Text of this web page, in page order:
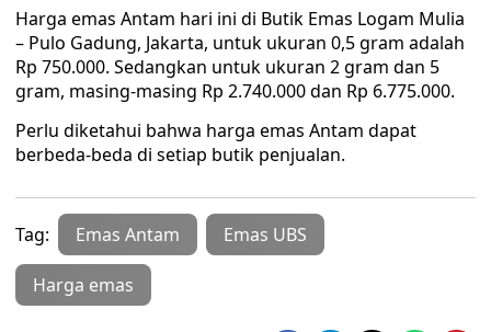
Harga emas Antam hari ini di Butik Emas Logam Mulia
– Pulo Gadung, Jakarta, untuk ukuran 0,5 gram adalah
Rp 750.000. Sedangkan untuk ukuran 2 gram dan 5
gram, masing-masing Rp 2.740.000 dan Rp 6.775.000.
Perlu diketahui bahwa harga emas Antam dapat
berbeda-beda di setiap butik penjualan.
Tag: Emas Antam Emas UBS
Harga emas